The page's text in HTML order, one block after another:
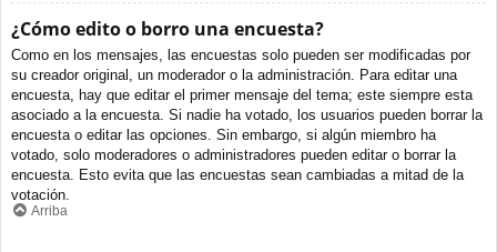
¿Cómo edito o borro una encuesta?
Como en los mensajes, las encuestas solo pueden ser modificadas por
su creador original, un moderador o la administración. Para editar una
encuesta, hay que editar el primer mensaje del tema; este siempre esta
asociado a la encuesta. Si nadie ha votado, los usuarios pueden borrar la
encuesta o editar las opciones. Sin embargo, si algún miembro ha
votado, solo moderadores o administradores pueden editar o borrar la
encuesta. Esto evita que las encuestas sean cambiadas a mitad de la
votación.
Arriba